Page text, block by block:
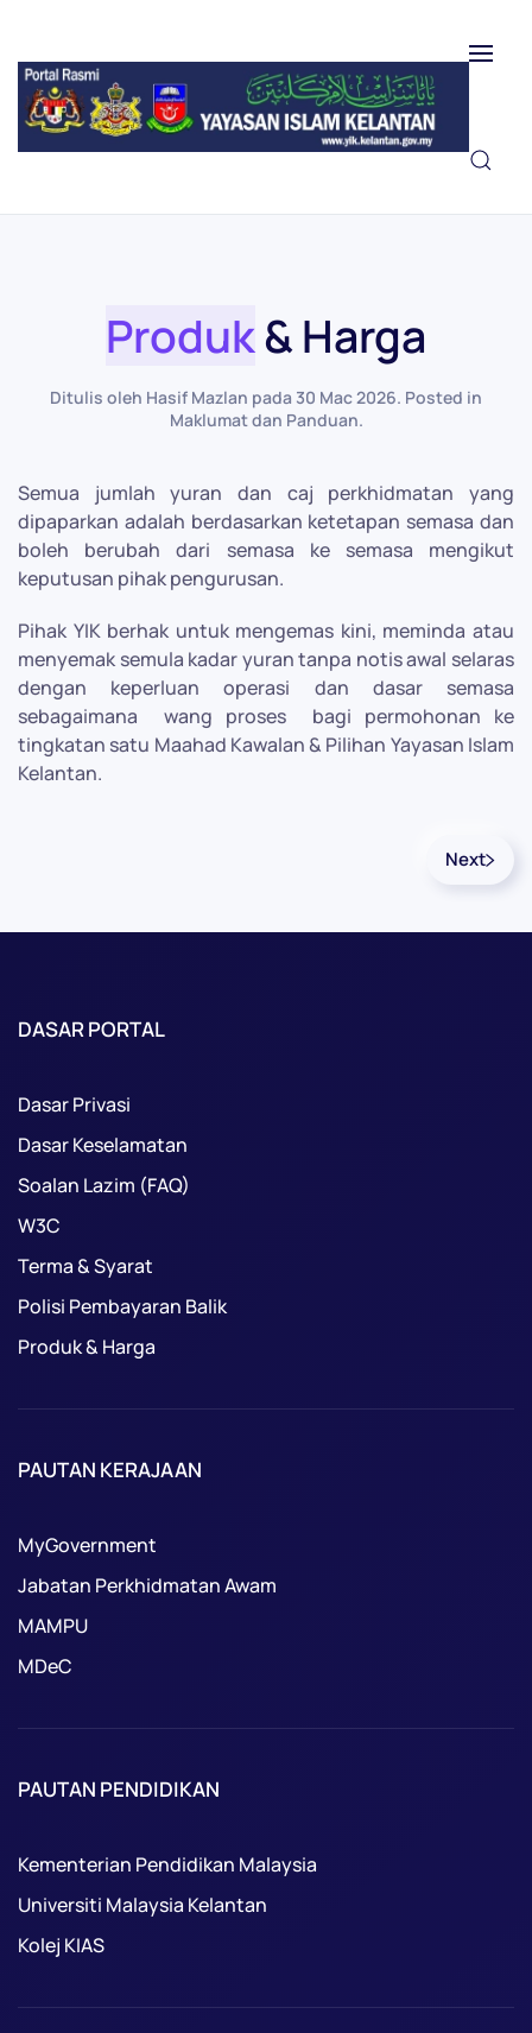
Skip to main content
Produk& Harga
Ditulis oleh Hasif Mazlan pada 30 Mac 2026. Posted in
Maklumat dan Panduan.
Semua jumlah yuran dan caj perkhidmatan yang
dipaparkan adalah berdasarkan ketetapan semasa dan
boleh berubah dari semasa ke semasa mengikut
keputusan pihak pengurusan.
Pihak YIK berhak untuk mengemas kini, meminda atau
menyemak semula kadar yuran tanpa notis awal selaras
dengan keperluan operasi dan dasar semasa
sebagaimana wang proses
bagi permohonan ke
tingkatan satu Maahad Kawalan & Pilihan Yayasan Islam
Kelantan.
Next
DASAR PORTAL
Dasar Privasi
Dasar Keselamatan
Soalan Lazim (FAQ)
W3C
Terma & Syarat
Polisi Pembayaran Balik
Produk & Harga
PAUTAN KERAJAAN
MyGovernment
Jabatan Perkhidmatan Awam
MAMPU
MDeC
PAUTAN PENDIDIKAN
Kementerian Pendidikan Malaysia
Universiti Malaysia Kelantan
Kolej KIAS